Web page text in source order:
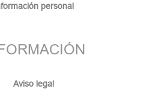
(1 nota)
personal
Aviso legal